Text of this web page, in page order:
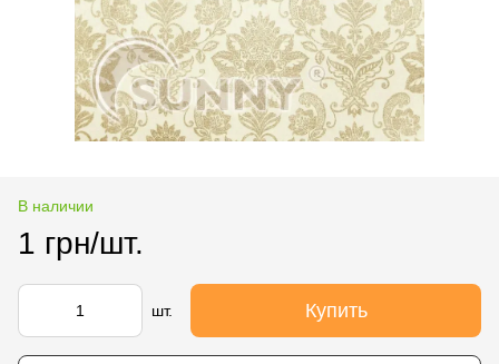
В наличии
1 грн/шт.
шт. Купить